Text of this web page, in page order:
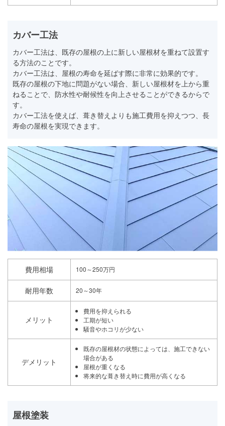
カバー工法
カバー工法は、既存の屋根の上に新しい屋根材を重ねて設置す
る方法のことです。
カバー工法は、屋根の寿命を延ばす際に非常に効果的です。
既存の屋根の下地に問題がない場合、新しい屋根材を上から重
ねることで、防水性や耐候性を向上させることができるからで
す。
カバー工法を使えば、葺き替えよりも施工費用を抑えつつ、長
寿命の屋根を実現できます。
費用相場 100～250万円
耐用年数 20～30年
メリット
費用を抑えられる
工期が短い
騒音やホコリが少ない
デメリット
既存の屋根材の状態によっては、施工できない
場合がある
屋根が重くなる
将来的な葺き替え時に費用が高くなる
屋根塗装